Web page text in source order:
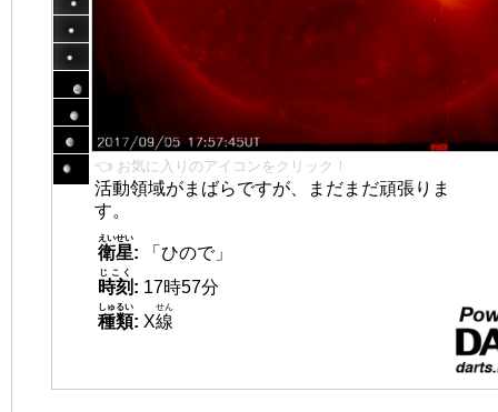
👈 お気に入りのアイコンをクリック！
活動領域がまばらですが、まだまだ頑張りま
す。
衛星
えいせい
:
「ひので」
時刻
じこく
: 17時57分
種類
しゅるい
: X線
せん